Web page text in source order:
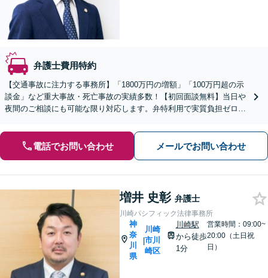
弁護士費用特約
【交通事故に注力する事務所】「1800万円の増額」「100万円超の示
談金」など重大事故・死亡事故の実績多数！【初回面談無料】当日や
夜間のご相談にも可能な限り対応します。弁特利用で実質負担ゼロ！
電話でお問い合わせ メールでお問い合わせ
増井 史彰 弁護士
川崎パシフィック法律事務所
神
奈
川
県
|
川崎
市川
崎区
川崎駅
から徒歩
1分
営業時間：09:00~
20:00（土日祝
日）